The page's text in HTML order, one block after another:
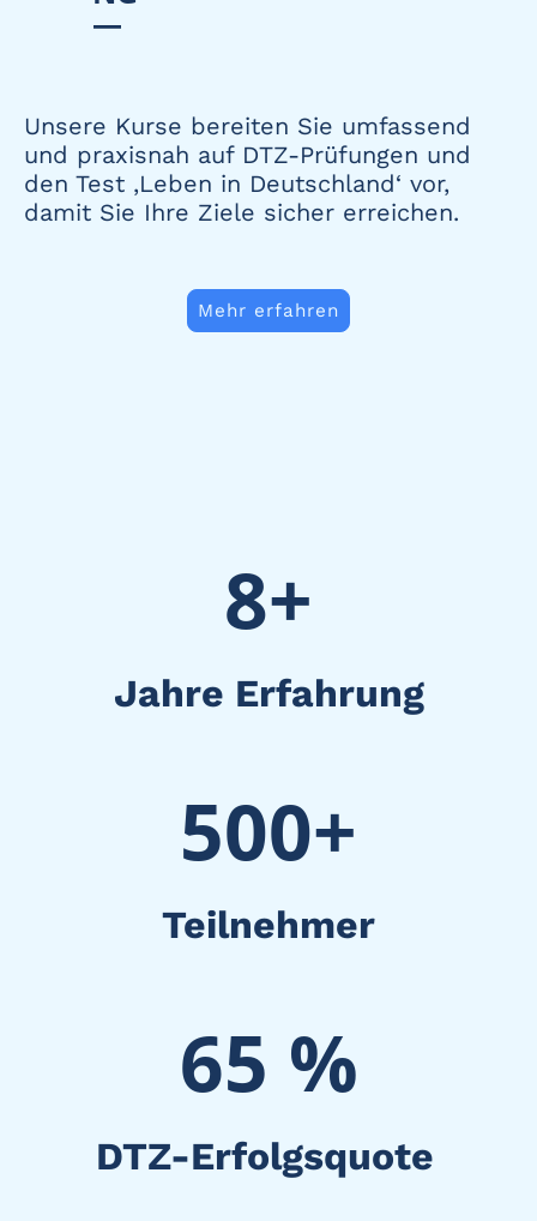
—
Unsere Kurse bereiten Sie umfassend
und praxisnah auf DTZ-Prüfungen und
den Test ‚Leben in Deutschland‘ vor,
damit Sie Ihre Ziele sicher erreichen.
Mehr erfahren
8+
Jahre Erfahrung
500+
Teilnehmer
65 %
DTZ-Erfolgsquote